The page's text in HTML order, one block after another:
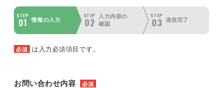
STEP
01 情報の入力
STEP
02
入力内容の
確認
STEP
03 送信完了
必須 は入力必須項目です。
お問い合わせ内容 必須